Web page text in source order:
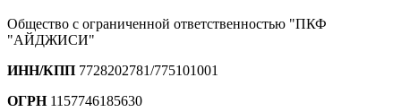
Общество с ограниченной ответственностью "ПКФ
"АЙДЖИСИ"
ИНН/КПП 7728202781/775101001
ОГРН1157746185630